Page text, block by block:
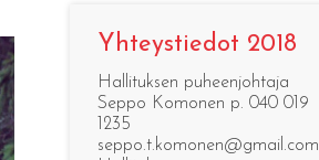
Yhteystiedot 2018
Hallituksen puheenjohtaja
Seppo Komonen p. 040 019
1235
seppo.t.komonen@gmail.com